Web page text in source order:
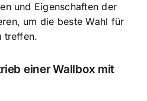
und Eigenschaften der
um die beste Wahl für
treffen.
einer Wallbox mit